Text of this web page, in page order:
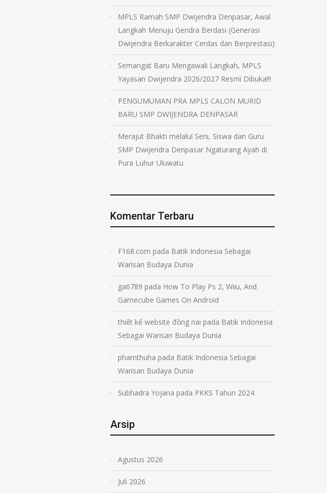
MPLS Ramah SMP Dwijendra Denpasar, Awal
Langkah Menuju Gendra Berdasi (Generasi
Dwijendra Berkarakter Cerdas dan Berprestasi)
Semangat Baru Mengawali Langkah, MPLS
Yayasan Dwijendra 2026/2027 Resmi Dibuka!!!
PENGUMUMAN PRA MPLS CALON MURID
BARU SMP DWIJENDRA DENPASAR
Merajut Bhakti melalui Seni, Siswa dan Guru
SMP Dwijendra Denpasar Ngaturang Ayah di
Pura Luhur Uluwatu
Komentar Terbaru
F168.com pada Batik Indonesia Sebagai
Warisan Budaya Dunia
ga6789 pada How To Play Ps 2, Wiiu, And
Gamecube Games On Android
thiết kế website đồng nai pada Batik Indonesia
Sebagai Warisan Budaya Dunia
phamthuha pada Batik Indonesia Sebagai
Warisan Budaya Dunia
Subhadra Yojana pada PKKS Tahun 2024
Arsip
Agustus 2026
Juli 2026